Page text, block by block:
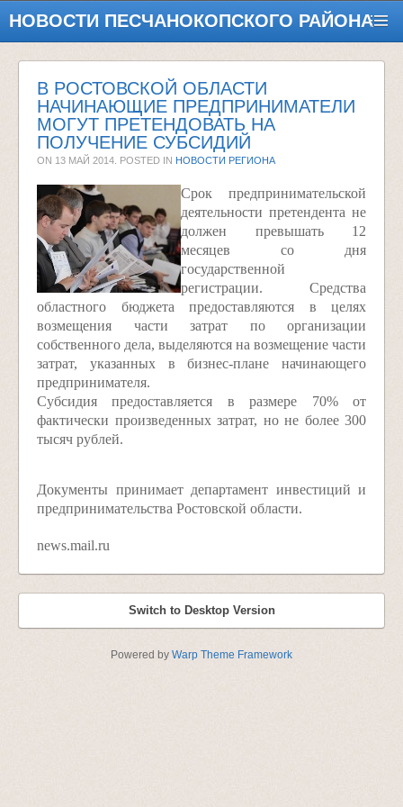
НОВОСТИ ПЕСЧАНОКОПСКОГО РАЙОНА
В РОСТОВСКОЙ ОБЛАСТИ
НАЧИНАЮЩИЕ ПРЕДПРИНИМАТЕЛИ
МОГУТ ПРЕТЕНДОВАТЬ НА
ПОЛУЧЕНИЕ СУБСИДИЙ
ON 13 МАЙ 2014 . POSTED IN НОВОСТИ РЕГИОНА
Срок предпринимательской
деятельности претендента не
должен превышать 12
месяцев со дня
государственной
регистрации. Средства
областного бюджета предоставляются в целях
возмещения части затрат по организации
собственного дела, выделяются на возмещение части
затрат, указанных в бизнес-плане начинающего
предпринимателя.
Субсидия предоставляется в размере 70% от
фактически произведенных затрат, но не более 300
тысяч рублей.
Документы принимает департамент инвестиций и
предпринимательства Ростовской области.
news.mail.ru
Switch to Desktop Version
Powered by Warp Theme Framework